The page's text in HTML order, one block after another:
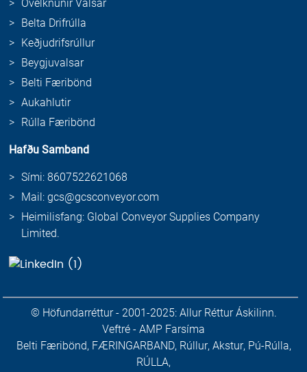
Óvélknúnir Valsar
Belta Drifrúlla
Keðjudrifsrúllur
Beygjuvalsar
Belti Færibönd
Aukahlutir
Rúlla Færibönd
Hafðu Samband
Sími: 8607522621068
Mail: gcs@gcsconveyor.com
Heimilisfang: Global Conveyor Supplies Company
Limited.
© Höfundarréttur - 2001-2025: Allur Réttur Áskilinn.
Veftré - AMP Farsíma
Belti Færibönd, FÆRINGARBAND, Rúllur, Akstur, Pú-Rúlla,
RÚLLA,